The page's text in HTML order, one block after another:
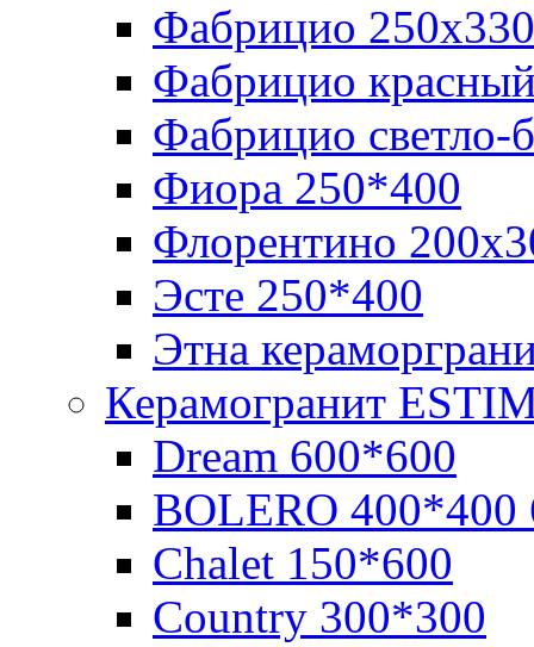
Фабрицио 250х330
Фабрицио
Фабрицио светло-
Фиора 250*400
Флорентино
Эсте 250*400
Этна
Керамогранит
Dream 600*600
BOLERO 400*400
Chalet 150*600
Cоuntry 300*300